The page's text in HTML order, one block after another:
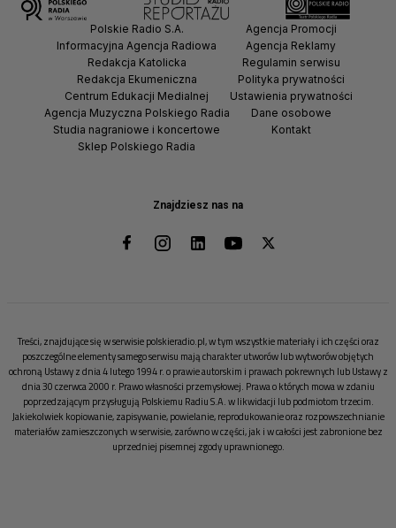
Znajdziesz nas na
Polskie Radio S.A.
Informacyjna Agencja Radiowa
Redakcja Katolicka
Redakcja Ekumeniczna
Centrum Edukacji Medialnej
Agencja Muzyczna Polskiego Radia
Studia nagraniowe i koncertowe
Sklep Polskiego Radia
Agencja Promocji
Agencja Reklamy
Regulamin serwisu
Polityka prywatności
Ustawienia prywatności
Dane osobowe
Kontakt
Treści, znajdujące się w serwisie polskieradio.pl, w tym wszystkie materiały i ich części oraz
poszczególne elementy samego serwisu mają charakter utworów lub wytworów objętych
ochroną Ustawy z dnia 4 lutego 1994 r. o prawie autorskim i prawach pokrewnych lub Ustawy z
dnia 30 czerwca 2000 r. Prawo własności przemysłowej. Prawa o których mowa w zdaniu
poprzedzającym przysługują Polskiemu Radiu S.A. w likwidacji lub podmiotom trzecim.
Jakiekolwiek kopiowanie, zapisywanie, powielanie, reprodukowanie oraz rozpowszechnianie
materiałów zamieszczonych w serwisie, zarówno w części, jak i w całości jest zabronione bez
uprzedniej pisemnej zgody uprawnionego.